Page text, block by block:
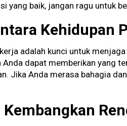
yang baik, jangan ragu untuk
Kehidupan
adalah kunci untuk
dapat memberikan yang
Jika Anda merasa bahagia